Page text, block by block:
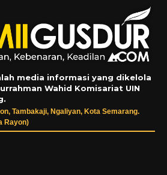
media informasi yang dikelola
Wahid Komisariat UIN
Tambakaji, Ngaliyan, Kota Semarang.
Rayon)